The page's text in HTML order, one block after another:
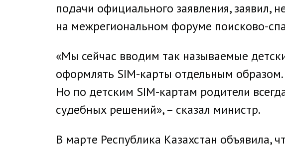
подачи официального заявления,
на межрегиональном форуме поисково-
«Мы сейчас вводим так называемые
оформлять SIM-карты отдельным
Но по детским SIM-картам родители
судебных решений», – сказал министр.
В марте Республика Казахстан объявила,